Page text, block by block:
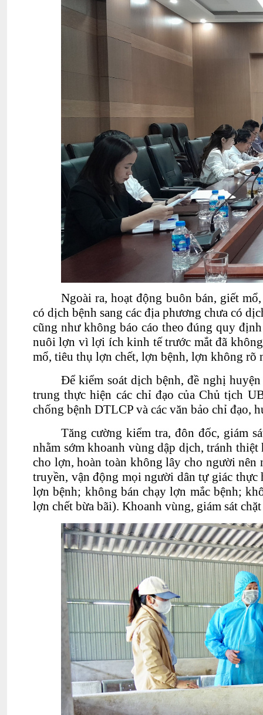
Ngoài ra, hoạt động buôn bán, giết
có dịch bệnh sang các địa phương chưa có
cũng như không báo cáo theo đúng quy
nuôi lợn vì lợi ích kinh tế trước mắt đã
mổ, tiêu thụ lợn chết, lợn bệnh, lợn không rõ
Để kiểm soát dịch bệnh, đề nghị
trung thực hiện các chỉ đạo của Chủ tịch
chống bệnh DTLCP và các văn bảo chỉ đạo,
Tăng cường kiểm tra, đôn đốc, giám
nhằm sớm khoanh vùng dập dịch, tránh
cho lợn, hoàn toàn không lây cho người nên
truyền, vận động mọi người dân tự giác
lợn bệnh; không bán chạy lợn mắc bệnh;
lợn chết bừa bãi). Khoanh vùng, giám sát